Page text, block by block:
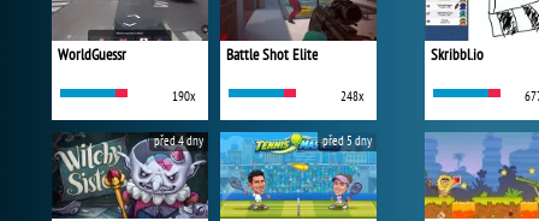
WorldGuessr
190x
Battle Shot Elite
248x
před 4 dny před 5 dny
Skribbl.io